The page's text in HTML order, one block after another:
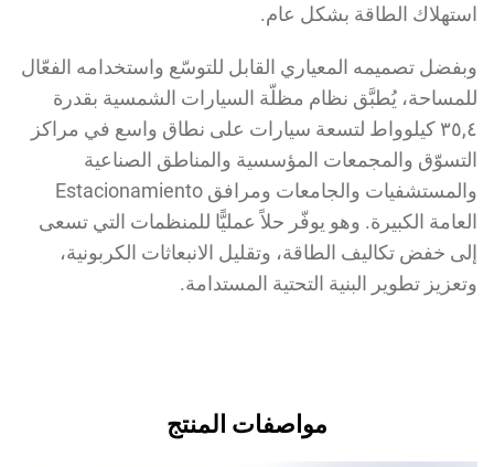
الطاقة بشكل عام.
تصميمه المعياري القابل للتوسّع واستخدامه الفعّال
يُطبَّق نظام مظلّة السيارات الشمسية بقدرة
٣٥,٤ كيلوواط لتسعة سيارات على نطاق واسع في مراكز
والمجمعات المؤسسية والمناطق الصناعية
والمستشفيات والجامعات ومرافق Estacionamiento
الكبيرة. وهو يوفّر حلاً عمليًّا للمنظمات التي تسعى
خفض تكاليف الطاقة، وتقليل الانبعاثات الكربونية،
تطوير البنية التحتية المستدامة.
مواصفات المنتج